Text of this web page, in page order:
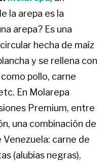
la arepa es la
arepa? Es una
hecha de maíz
y se rellena con
pollo, carne
En Molarepa
Premium, entre
una combinación de
carne de
(alubias negras),